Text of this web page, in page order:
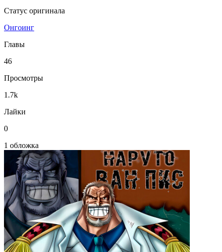
Статус оригинала
Онгоинг
Главы
46
Просмотры
1.7k
Лайки
0
1 обложка